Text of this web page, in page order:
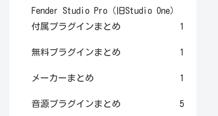
Fender Studio Pro（旧Studio One）
付属プラグインまとめ
1
無料プラグインまとめ 1
メーカーまとめ 1
音源プラグインまとめ 5